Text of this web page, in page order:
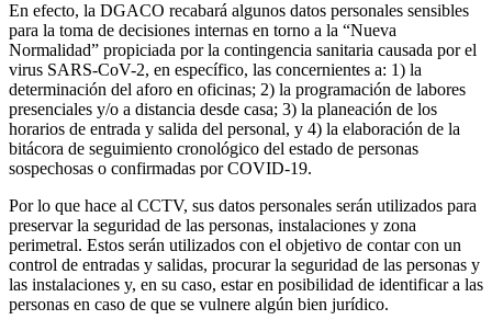
En efecto, la DGACO recabará algunos datos personales sensibles
para la toma de decisiones internas en torno a la “Nueva
Normalidad” propiciada por la contingencia sanitaria causada por el
virus SARS-CoV-2, en específico, las concernientes a: 1) la
determinación del aforo en oficinas; 2) la programación de labores
presenciales y/o a distancia desde casa; 3) la planeación de los
horarios de entrada y salida del personal, y 4) la elaboración de la
bitácora de seguimiento cronológico del estado de personas
sospechosas o confirmadas por COVID-19.
Por lo que hace al CCTV, sus datos personales serán utilizados para
preservar la seguridad de las personas, instalaciones y zona
perimetral. Estos serán utilizados con el objetivo de contar con un
control de entradas y salidas, procurar la seguridad de las personas y
las instalaciones y, en su caso, estar en posibilidad de identificar a las
personas en caso de que se vulnere algún bien jurídico.